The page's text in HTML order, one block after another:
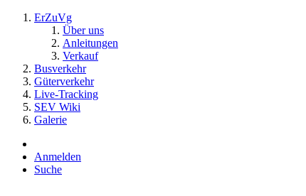
ErZuVg
Über uns
Anleitungen
Verkauf
Busverkehr
Güterverkehr
Live-Tracking
SEV Wiki
Galerie
Anmelden
Suche